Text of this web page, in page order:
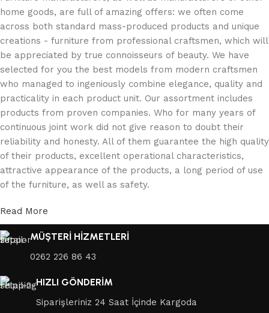
home goods, are full of amazing offers: we often come
across both standard mass-produced products and unique
creations - furniture from professional craftsmen, which will
be appreciated by true connoisseurs of beauty. We have
selected for you the best models from modern craftsmen
who managed to ingeniously combine elegance, quality and
practicality in each product unit. Our assortment includes
products from proven companies. Who for many years of
continuous joint work did not give reason to doubt their
reliability and honesty. All of them guarantee the high quality
of their products, excellent operational characteristics,
attractive appearance of the products, a long period of use
of the furniture, as well as safety.
Read More
MÜŞTERİ HİZMETLERİ
0262 226 86 43
HIZLI GÖNDERİM
Siparişleriniz 24 Saat İçinde Kargoda